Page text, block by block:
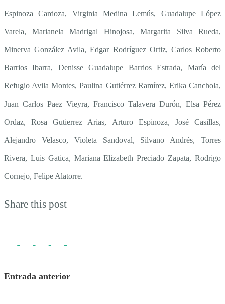
Espinoza Cardoza, Virginia Medina Lemús, Guadalupe López
Varela, Marianela Madrigal Hinojosa, Margarita Silva Rueda,
Minerva González Avila, Edgar Rodríguez Ortiz, Carlos Roberto
Barrios Ibarra, Denisse Guadalupe Barrios Estrada, María del
Refugio Avila Montes, Paulina Gutiérrez Ramírez, Erika Canchola,
Juan Carlos Paez Vieyra, Francisco Talavera Durón, Elsa Pérez
Ordaz, Rosa Gutierrez Arias, Arturo Espinoza, José Casillas,
Alejandro Velasco, Violeta Sandoval, Silvano Andrés, Torres
Rivera, Luis Gatica, Mariana Elizabeth Preciado Zapata, Rodrigo
Cornejo, Felipe Alatorre.
Share this post
Entrada anterior